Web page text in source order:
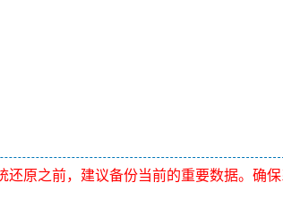
原之前，建议备份当前的重要数据。确